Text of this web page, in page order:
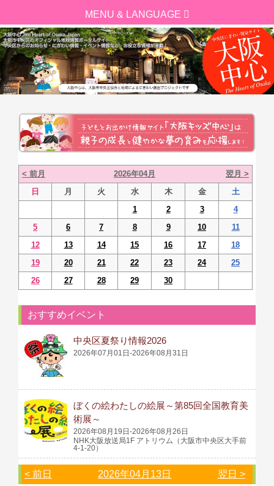
< 前月 2026年04月
翌月 >
日
月 火 水 木 金
土
1
2 3
4
5
6 7 8 9 10
11
12
13 14 15 16 17
18
19
20 21 22 23 24
25
26
27 28 29 30
おすすめイベント
中央区夏祭り情報2026
2026年07月01日-2026年08月31日
ぼくの絵わたしの絵展～第85回全国教育美
術展～
2026年08月19日-2026年08月26日
NHK大阪放送局1F アトリウム（大阪市中央区大手前
4-1-20）
< 前日 2026年04月13日 翌日 >